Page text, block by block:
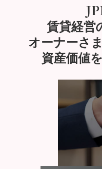
賃貸経営
オーナーさ
資産価値